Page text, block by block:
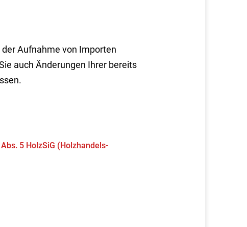
Aufnahme von Importen
auch Änderungen Ihrer bereits
5 HolzSiG (Holzhandels-